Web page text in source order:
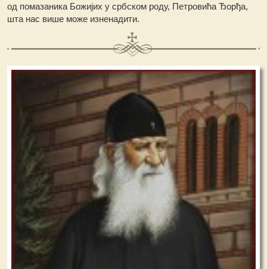
од помазаника Божијих у србском роду, Петровића Ђорђа,
шта нас више може изненадити.